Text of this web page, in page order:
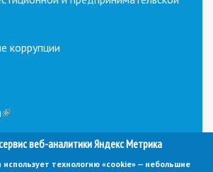
коррупции
(link
external)веб-аналитики Яндекс Метрика
технологию «cookie» — небольшие